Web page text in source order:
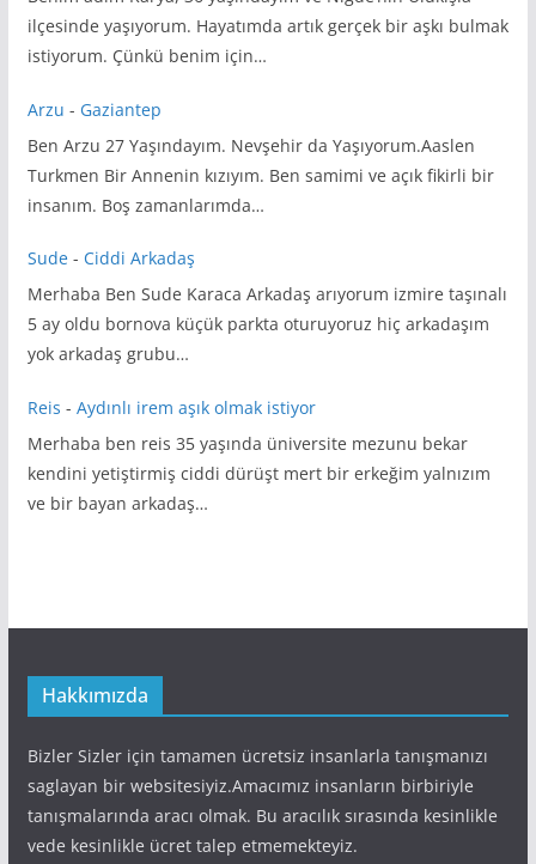
ilçesinde yaşıyorum. Hayatımda artık gerçek bir aşkı bulmak
istiyorum. Çünkü benim için…
Arzu - Gaziantep
Ben Arzu 27 Yaşındayım. Nevşehir da Yaşıyorum.Aaslen
Turkmen Bir Annenin kızıyım. Ben samimi ve açık fikirli bir
insanım. Boş zamanlarımda…
Sude- Ciddi Arkadaş
Merhaba Ben Sude Karaca Arkadaş arıyorum izmire taşınalı
5 ay oldu bornova küçük parkta oturuyoruz hiç arkadaşım
yok arkadaş grubu…
Reis - Aydınlı irem aşık olmak istiyor
Merhaba ben reis 35 yaşında üniversite mezunu bekar
kendini yetiştirmiş ciddi dürüşt mert bir erkeğim yalnızım
ve bir bayan arkadaş…
Hakkımızda
Bizler Sizler için tamamen ücretsiz insanlarla tanışmanızı
saglayan bir websitesiyiz.Amacımız insanların birbiriyle
tanışmalarında aracı olmak. Bu aracılık sırasında kesinlikle
vede kesinlikle ücret talep etmemekteyiz.